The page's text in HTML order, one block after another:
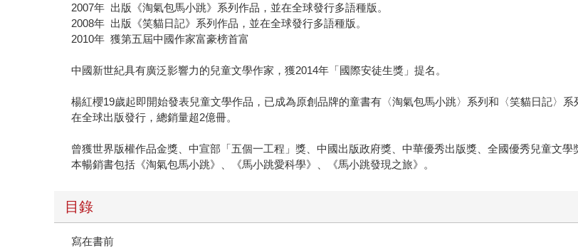
2007年 出版《淘氣包馬小跳》系列作品，並在全球發行多語種版。
2008年 出版《笑貓日記》系列作品，並在全球發行多語種版。
2010年 獲第五屆中國作家富豪榜首富
中國新世紀具有廣泛影響力的兒童文學作家，獲2014年「國際安徒生獎」提名。
楊紅櫻19歲起即開始發表兒童文學作品，已成為原創品牌的童書有〈淘氣包馬小跳〉系列和〈笑貓日記〉
在全球出版發行，總銷量超2億冊。
曾獲世界版權作品金獎、中宣部「五個一工程」獎、中國出版政府獎、中華優秀出版獎、全國優秀兒童文
本暢銷書包括《淘氣包馬小跳》、《馬小跳愛科學》、《馬小跳發現之旅》。
目錄
寫在書前